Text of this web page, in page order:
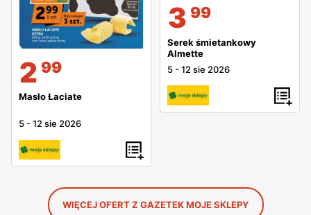
2 99
Masło Łaciate
5 -12 sie 2026
3 99
Serek śmietankowy
Almette
5 -12 sie 2026
WIĘCEJ OFERT Z GAZETEK MOJE SKLEPY